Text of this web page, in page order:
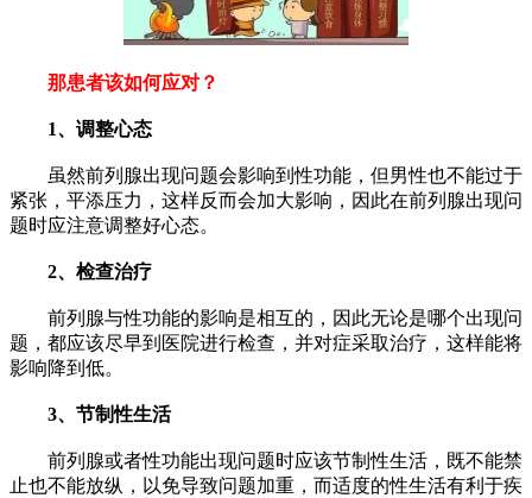
那患者该如何应对？
1、调整心态
虽然前列腺出现问题会影响到性功能，但男性也不能过于
紧张，平添压力，这样反而会加大影响，因此在前列腺出现问
题时应注意调整好心态。
2、检查治疗
前列腺与性功能的影响是相互的，因此无论是哪个出现问
题，都应该尽早到医院进行检查，并对症采取治疗，这样能将
影响降到低。
3、节制性生活
前列腺或者性功能出现问题时应该节制性生活，既不能禁
止也不能放纵，以免导致问题加重，而适度的性生活有利于疾